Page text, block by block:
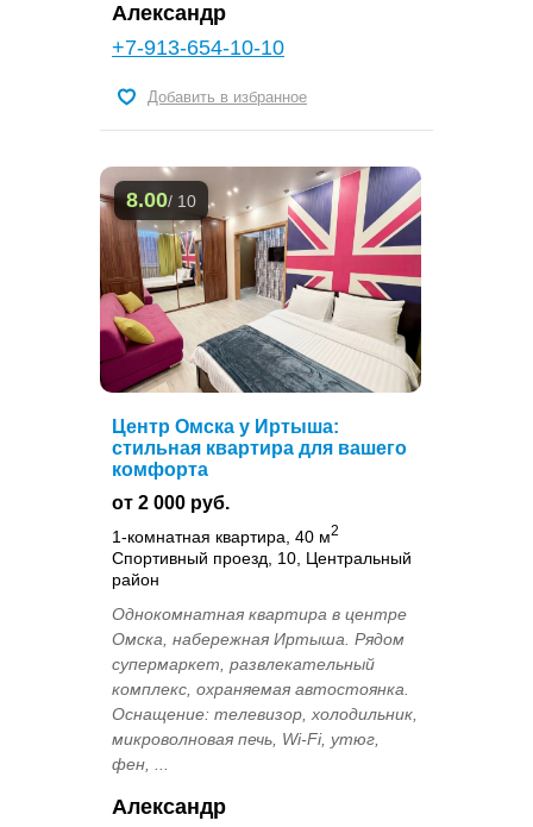
Александр
+7-913-654-10-10
Добавить в избранное
8.00/ 10
Центр Омска у Иртыша:
стильная квартира для вашего
комфорта
от 2 000 руб.
1-комнатная квартира, 40 м2
Спортивный проезд, 10, Центральный
район
Однокомнатная квартира в центре
Омска, набережная Иртыша. Рядом
супермаркет, развлекательный
комплекс, охраняемая автостоянка.
Оснащение: телевизор, холодильник,
микроволновая печь, Wi-Fi, утюг,
фен, ...
Александр